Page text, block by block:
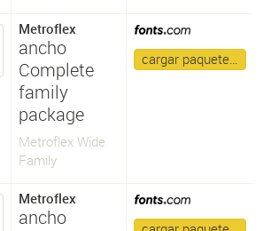
Metroflex
ancho
Complete
family
package
Metroflex Wide
Family
cargar paquete…
Metroflex
ancho